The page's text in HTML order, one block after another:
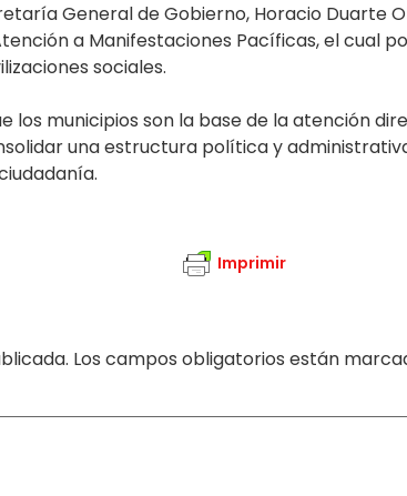
General de Gobierno, Horacio Duarte
a Manifestaciones Pacíficas, el cual
sociales.
los municipios son la base de la atención
una estructura política y
Imprimir
Los campos obligatorios están